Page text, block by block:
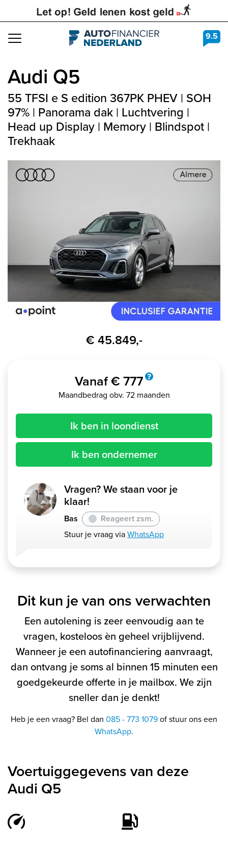
Navigation 9.5
Audi Q5
55 TFSI e S edition 367PK PHEV | SOH
97% | Panorama dak | Luchtvering |
Head up Display | Memory | Blindspot |
Trekhaak
€ 45.849,-
Vanaf € 777
Maandbedrag obv. 72 maanden
Ik ben in loondienst
Ik ben ondernemer
Vragen? We staan voor je
klaar!
Bas
Reageert zsm.
Stuur je vraag viaWhatsApp
Dit kun je van ons verwachten
Een autolening is zeer eenvoudig aan te
vragen, kosteloos èn geheel vrijblijvend.
Wanneer je een autofinanciering aanvraagt,
dan ontvang je soms al binnen 15 minuten een
goedgekeurde offerte in je mailbox. We zijn
sneller dan je denkt!
Heb je een vraag? Bel dan 085 - 773 1079of stuur ons een
WhatsApp.
Voertuiggegevens van deze
Audi Q5